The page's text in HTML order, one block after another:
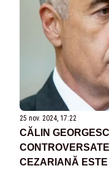
25 nov. 2024, 17:22
CĂLIN
CEZARIANĂ ESTE